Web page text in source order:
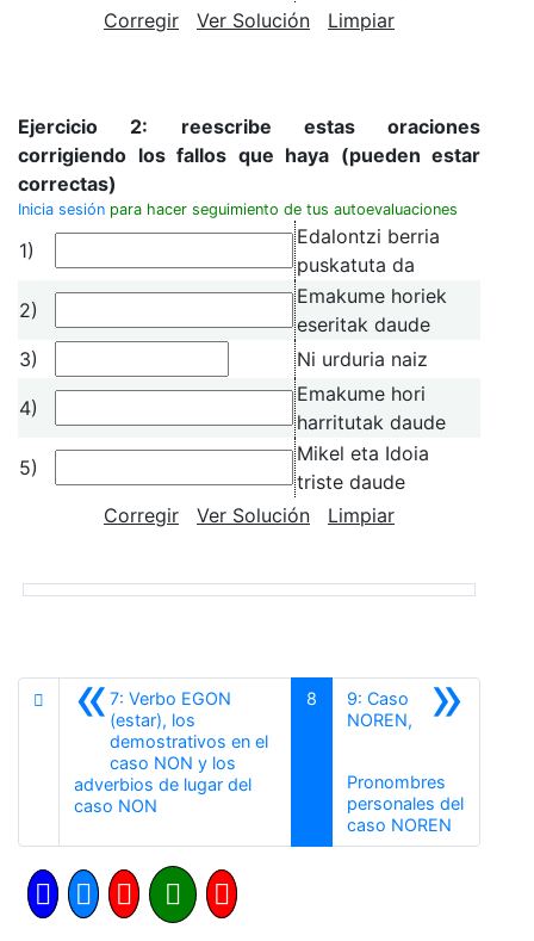
Corregir
Ver Solución Limpiar
Ejercicio 2: reescribe estas oraciones
corrigiendo los fallos que haya (pueden estar
correctas)
Inicia sesión para hacer seguimiento de tus autoevaluaciones
1)
Edalontzi berria
puskatuta da
2)
Emakume horiek
eseritak daude
3)
Ni urduria naiz
4)
Emakume hori
harritutak daude
5)
Mikel eta Idoia
triste daude
Corregir
Ver Solución Limpiar
«7: Verbo EGON
(estar), los
demostrativos en el
caso NON y los
adverbios de lugar del
caso NON
8 »
9: Caso
NOREN,
Pronombres
personales del
caso NOREN